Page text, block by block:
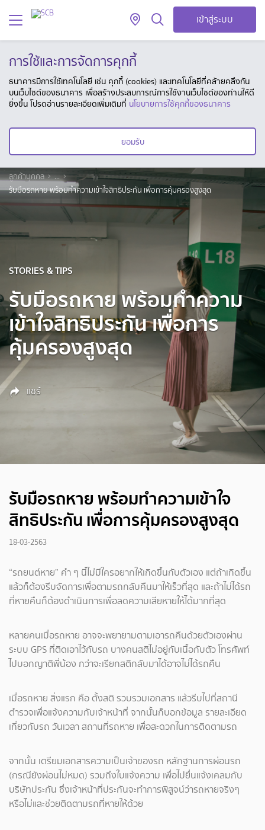
เข้าสู่ระบบ
การใช้และการจัดการคุกกี้
ธนาคารมีการใช้เทคโนโลยี เช่น คุกกี้ (cookies) และเทคโนโลยีที่คล้ายคลึงกัน
บนเว็บไซต์ของธนาคาร เพื่อสร้างประสบการณ์การใช้งานเว็บไซต์ของท่านให้ดี
ยิ่งขึ้น โปรดอ่านรายละเอียดเพิ่มเติมที่ นโยบายการใช้คุกกี้ของธนาคาร
ยอมรับ
ลูกค้าบุคคล
...
รับมือรถหาย พร้อมทำความเข้าใจสิทธิประกัน เพื่อการคุ้มครองสูงสุด
STORIES & TIPS
รับมือรถหาย พร้อมทำความ
เข้าใจสิทธิประกัน เพื่อการ
คุ้มครองสูงสุด
แชร์
รับมือรถหาย พร้อมทำความเข้าใจ
สิทธิประกัน เพื่อการคุ้มครองสูงสุด
18-03-2563
“รถยนต์หาย” คำ ๆ นี้ไม่มีใครอยากให้เกิดขึ้นกับตัวเอง แต่ถ้าเกิดขึ้น
แล้วก็ต้องรีบจัดการเพื่อตามรถกลับคืนมาให้เร็วที่สุด และถ้าไม่ได้รถ
ที่หายคืนก็ต้องดำเนินการเพื่อลดความเสียหายให้ได้มากที่สุด
หลายคนเมื่อรถหาย อาจจะพยายามตามเอารถคืนด้วยตัวเองผ่าน
ระบบ GPS ที่ติดเอาไว้กับรถ บางคนสติไม่อยู่กับเนื้อกับตัว โทรศัพท์
ไปบอกญาติพี่น้อง กว่าจะเรียกสติกลับมาได้อาจไม่ได้รถคืน
เมื่อรถหาย สิ่งแรก คือ ตั้งสติ รวบรวมเอกสาร แล้วรีบไปที่สถานี
ตำรวจเพื่อแจ้งความกับเจ้าหน้าที่ จากนั้นก็บอกข้อมูล รายละเอียด
เกี่ยวกับรถ วันเวลา สถานที่รถหาย เพื่อสะดวกในการติดตามรถ
จากนั้น เตรียมเอกสารความเป็นเจ้าของรถ หลักฐานการผ่อนรถ
(กรณียังผ่อนไม่หมด) รวมถึงใบแจ้งความ เพื่อไปยื่นแจ้งเคลมกับ
บริษัทประกัน ซึ่งเจ้าหน้าที่ประกันจะทำการพิสูจน์ว่ารถหายจริงๆ
หรือไม่และช่วยติดตามรถที่หายให้ด้วย